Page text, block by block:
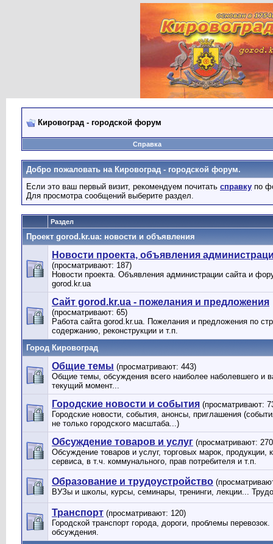
Кировоград - городской форум
Справка
Добро пожаловать на Кировоград - городской форум.
Если это ваш первый визит, рекомендуем почитать справку по
Для просмотра сообщений выберите раздел.
Раздел
Проект gorod.kr.ua: новости и объявления
Новости проекта, объявления
(просматривают: 187)
Новости проекта. Объявления администрации сайта и
gorod.kr.ua
Сайт gorod.kr.ua - пожелания и предложения
(просматривают: 65)
Работа сайта gorod.kr.ua. Пожелания и предложения по
содержанию, реконструкции и т.п.
Город Кировоград
Общие темы (просматривают: 443)
Общие темы, обсуждения всего наиболее наболевшего и
текущий момент...
Городские новости и события (просматривают:
Городские новости, события, анонсы, приглашения
не только городского масштаба...)
Обсуждение товаров и услуг (просматривают:
Обсуждение товаров и услуг, торговых марок, продукции,
сервиса, в т.ч. коммунального, прав потребителя и т.п.
Образование и трудоустройство
ВУЗы и школы, курсы, семинары, тренинги, лекции...
Транспорт (просматривают: 120)
Городской транспорт города, дороги, проблемы
обсуждения.